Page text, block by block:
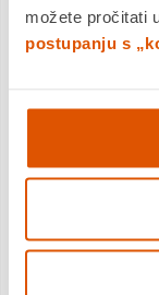
možete pročitati
postupanju s